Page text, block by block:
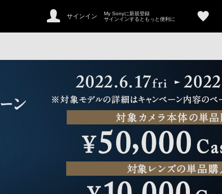
サインイン
My Sonyに新規登録
サインインするともっと便利に